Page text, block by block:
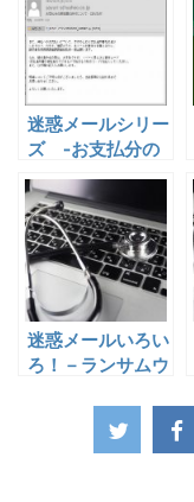
迷惑メールシリー
ズ -お支払分の
通知書の送付につ
いて－CSV添付-
迷惑メールいろい
ろ！－ランサムウ